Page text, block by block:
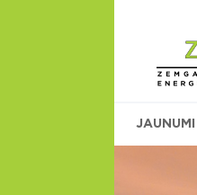
JAUNUMI